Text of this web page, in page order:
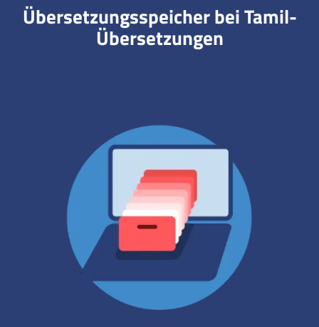
Übersetzungsspeicher bei Tamil-
Übersetzungen